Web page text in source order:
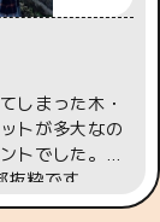
しまった木・
トが多大なの
トでした。
抜粋です
。御覧いただ